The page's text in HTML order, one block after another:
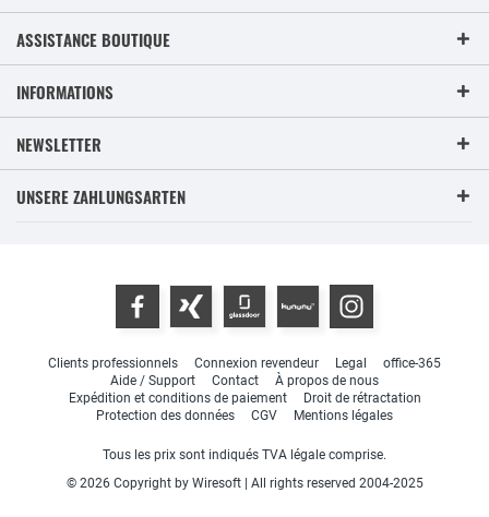
ASSISTANCE BOUTIQUE
INFORMATIONS
NEWSLETTER
UNSERE ZAHLUNGSARTEN
Clients professionnels Connexion revendeur Legal
office-365
Aide / Support
Contact
À propos de nous
Expédition et conditions de paiement
Droit de rétractation
Protection des données
CGV Mentions légales
Tous les prix sont indiqués TVA légale comprise.
© 2026 Copyright by Wiresoft | All rights reserved 2004-2025